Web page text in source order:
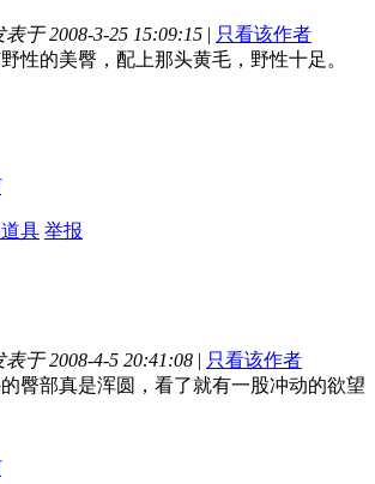
表于 2008-3-25 15:09:15 | 只看该作者
性的美臀，配上那头黄毛，野性十足。
具 举报
表于 2008-4-5 20:41:08 | 只看该作者
臀部真是浑圆，看了就有一股冲动的欲望